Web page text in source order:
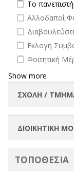
Το
undefined
Αλλοδαποί
undefined
undefined
Εκλογή
undefined
Φοιτητική
Show more
ΤΟΠΟΘΕΣΙΑ